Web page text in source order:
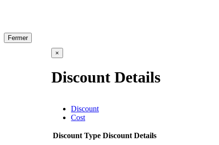
Fermer
×
Discount Details
Discount
Cost
Discount Type Discount Details